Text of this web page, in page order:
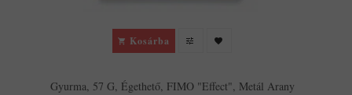
Kosárba
Gyurma, 57 G, Égethető, FIMO "Effect", Metál Arany